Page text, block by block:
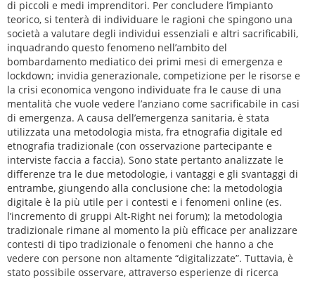
di piccoli e medi imprenditori. Per concludere l’impianto
teorico, si tenterà di individuare le ragioni che spingono una
società a valutare degli individui essenziali e altri sacrificabili,
inquadrando questo fenomeno nell’ambito del
bombardamento mediatico dei primi mesi di emergenza e
lockdown; invidia generazionale, competizione per le risorse e
la crisi economica vengono individuate fra le cause di una
mentalità che vuole vedere l’anziano come sacrificabile in casi
di emergenza. A causa dell’emergenza sanitaria, è stata
utilizzata una metodologia mista, fra etnografia digitale ed
etnografia tradizionale (con osservazione partecipante e
interviste faccia a faccia). Sono state pertanto analizzate le
differenze tra le due metodologie, i vantaggi e gli svantaggi di
entrambe, giungendo alla conclusione che: la metodologia
digitale è la più utile per i contesti e i fenomeni online (es.
l’incremento di gruppi Alt-Right nei forum); la metodologia
tradizionale rimane al momento la più efficace per analizzare
contesti di tipo tradizionale o fenomeni che hanno a che
vedere con persone non altamente “digitalizzate”. Tuttavia, è
stato possibile osservare, attraverso esperienze di ricerca